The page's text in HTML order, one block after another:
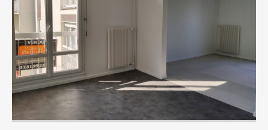
FILTRER PAR
Coups de coeur Exclusivités Nouveautés